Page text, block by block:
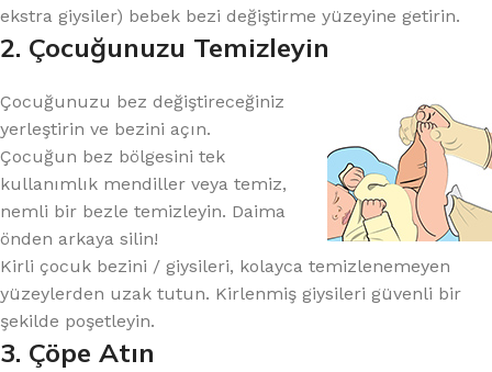
ekstra giysiler) bebek bezi değiştirme yüzeyine getirin.
2. Çocuğunuzu Temizleyin
Çocuğunuzu bez değiştireceğiniz
yerleştirin ve bezini açın.
Çocuğun bez bölgesini tek
kullanımlık mendiller veya temiz,
nemli bir bezle temizleyin. Daima
önden arkaya silin!
Kirli çocuk bezini / giysileri, kolayca temizlenemeyen
yüzeylerden uzak tutun. Kirlenmiş giysileri güvenli bir
şekilde poşetleyin.
3. Çöpe Atın